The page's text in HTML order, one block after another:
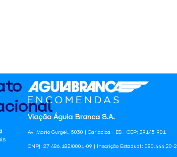
Viação Águia Branca S.A.
Av. Mario Gurgel, 5030 | Cariacica - ES - CEP: 29145-901
CNPJ: 27.486.182/0001-09 | Inscrição Estadual: 080.444.20-2